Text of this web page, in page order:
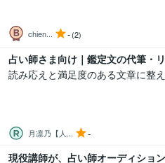
chien... -(2)
占い師さま向け｜鑑定文の代筆・
読み応えと満足度のある文章に整
月凛乃【人... -
現役講師が、占い師オーディショ